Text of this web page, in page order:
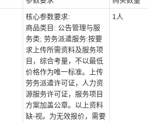
核心参数要求:
商品类目: 公告管理与服
务类; 劳务派遣服务:按要
求上传所需资料及服务项
目，综合考量，不以最低
价格作为唯一标准。上传
劳务派遣许可证，人力资
源服务许可证，服务项目
方案加盖公章。以上资料
缺-视。为无效报价，需要
1人